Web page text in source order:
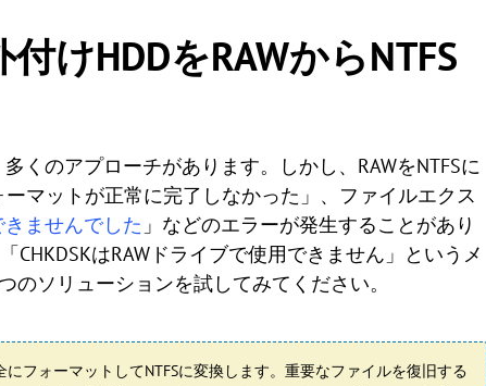
けHDDをRAWからNTFS
くのアプローチがあります。しかし、RAWをNTFSに
マットが正常に完了しなかった」、ファイルエクス
ませんでした 」などのエラーが発生することがあり
CHKDSKはRAWドライブで使用できません」というメ
ソリューションを試してみてください。
フォーマットしてNTFSに変換します。重要なファイルを復旧する